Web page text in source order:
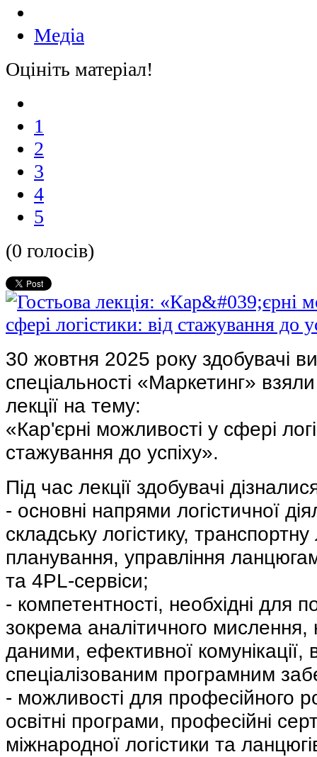
Медіа
Оцініть матеріал!
1
2
3
4
5
(0 голосів)
30 жовтня 2025 року здобувачі
спеціальності «Маркетинг»
лекції на тему:
«Кар'єрні можливості у сфері
стажування до успіху».
Під час лекції здобувачі
- основні напрями логістичної
складську логістику, транспортну
планування, управління
та 4PL-сервіси;
- компетентності, необхідні для
зокрема аналітичного мислення,
даними, ефективної комунікації,
спеціалізованим програмним
- можливості для професійного
освітні програми, професійні
міжнародної логістики та